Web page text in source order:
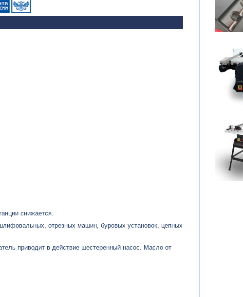
снижается.
отрезных машин, буровых установок, цепных
приводит в действие шестеренный насос. Масло от